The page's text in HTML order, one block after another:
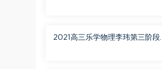
2021高三乐学物理李玮第三阶段